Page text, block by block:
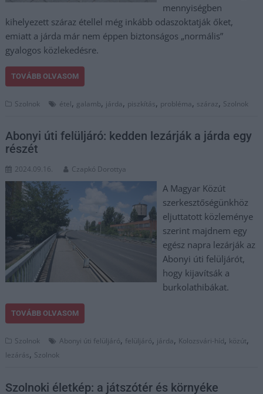
mennyiségben
kihelyezett száraz étellel még inkább odaszoktatják őket,
emiatt a járda már nem éppen biztonságos „normális”
gyalogos közlekedésre.
TOVÁBB OLVASOM
Szolnok étel, galamb, járda, piszkítás, probléma, száraz, Szolnok
Abonyi úti felüljáró: kedden lezárják a járda egy
részét
2024.09.16. Czapkó Dorottya
A Magyar Közút
szerkesztőségünkhöz
eljuttatott közleménye
szerint majdnem egy
egész napra lezárják az
Abonyi úti felüljárót,
hogy kijavítsák a
burkolathibákat.
TOVÁBB OLVASOM
Szolnok Abonyi úti felüljáró, felüljáró, járda, Kolozsvári-híd, közút,
lezárás, Szolnok
Szolnoki életkép: a játszótér és környéke